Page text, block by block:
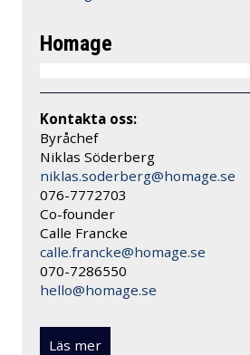
Homage
Kontakta oss:
Byråchef
Niklas Söderberg
niklas.soderberg@homage.se
076-7772703
Co-founder
Calle Francke
calle.francke@homage.se
070-7286550
hello@homage.se
Läs mer